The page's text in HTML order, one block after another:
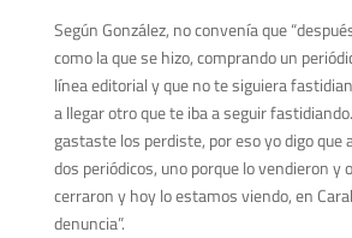
Según González, no convenía que
como la que se hizo, comprando un
línea editorial y que no te siguiera
a llegar otro que te iba a seguir
gastaste los perdiste, por eso yo digo que
dos periódicos, uno porque lo vendieron y
cerraron y hoy lo estamos viendo, en
denuncia”.